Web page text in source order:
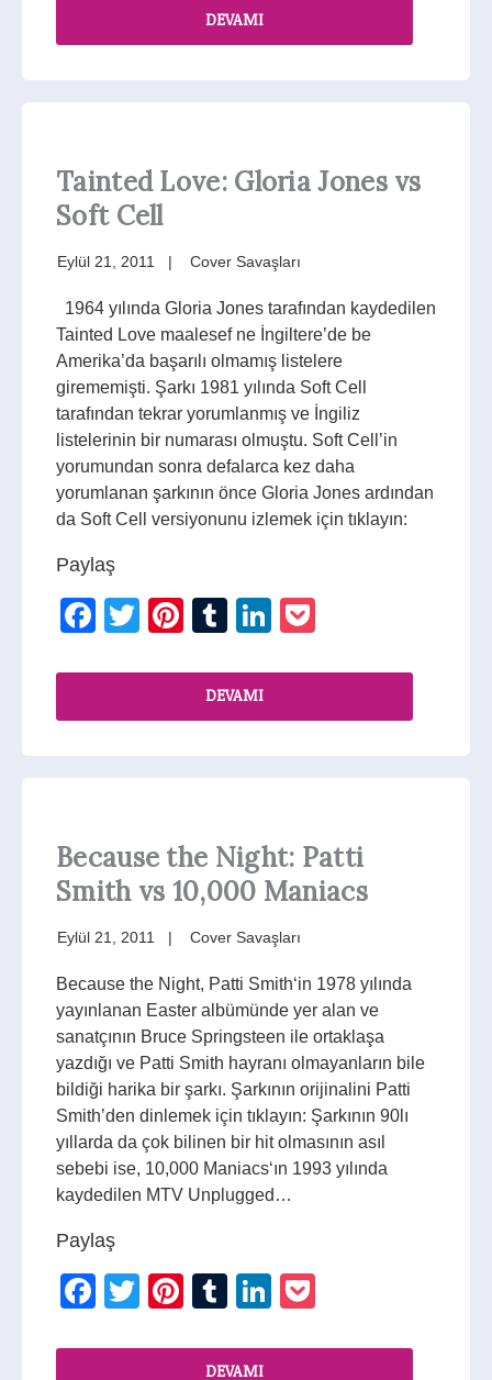
DEVAMI
Tainted Love: Gloria Jones vs
Soft Cell
Eylül 21, 2011 Cover Savaşları
1964 yılında Gloria Jones tarafından kaydedilen
Tainted Love maalesef ne İngiltere’de be
Amerika’da başarılı olmamış listelere
girememişti. Şarkı 1981 yılında Soft Cell
tarafından tekrar yorumlanmış ve İngiliz
listelerinin bir numarası olmuştu. Soft Cell’in
yorumundan sonra defalarca kez daha
yorumlanan şarkının önce Gloria Jones ardından
da Soft Cell versiyonunu izlemek için tıklayın:
Paylaş
Facebook
TwitterPinterest
TumblrLinkedIn
DEVAMI
Because the Night: Patti
Smith vs 10,000 Maniacs
Eylül 21, 2011 Cover Savaşları
Because the Night, Patti Smith‘in 1978 yılında
yayınlanan Easter albümünde yer alan ve
sanatçının Bruce Springsteen ile ortaklaşa
yazdığı ve Patti Smith hayranı olmayanların bile
bildiği harika bir şarkı. Şarkının orijinalini Patti
Smith’den dinlemek için tıklayın: Şarkının 90lı
yıllarda da çok bilinen bir hit olmasının asıl
sebebi ise, 10,000 Maniacs‘ın 1993 yılında
kaydedilen MTV Unplugged…
Paylaş
Facebook
TwitterPinterest
TumblrLinkedIn
DEVAMI